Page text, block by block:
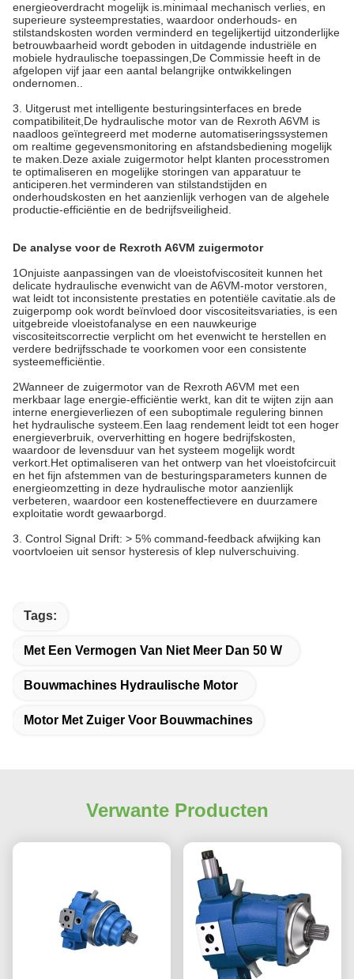
energieoverdracht mogelijk is.minimaal mechanisch verlies, en
superieure systeemprestaties, waardoor onderhouds- en
stilstandskosten worden verminderd en tegelijkertijd uitzonderlijke
betrouwbaarheid wordt geboden in uitdagende industriële en
mobiele hydraulische toepassingen,De Commissie heeft in de
afgelopen vijf jaar een aantal belangrijke ontwikkelingen
ondernomen..
3. Uitgerust met intelligente besturingsinterfaces en brede
compatibiliteit,De hydraulische motor van de Rexroth A6VM is
naadloos geïntegreerd met moderne automatiseringssystemen
om realtime gegevensmonitoring en afstandsbediening mogelijk
te maken.Deze axiale zuigermotor helpt klanten processtromen
te optimaliseren en mogelijke storingen van apparatuur te
anticiperen.het verminderen van stilstandstijden en
onderhoudskosten en het aanzienlijk verhogen van de algehele
productie-efficiëntie en de bedrijfsveiligheid.
De analyse voor de Rexroth A6VM zuigermotor
1Onjuiste aanpassingen van de vloeistofviscositeit kunnen het
delicate hydraulische evenwicht van de A6VM-motor verstoren,
wat leidt tot inconsistente prestaties en potentiële cavitatie.als de
zuigerpomp ook wordt beïnvloed door viscositeitsvariaties, is een
uitgebreide vloeistofanalyse en een nauwkeurige
viscositeitscorrectie verplicht om het evenwicht te herstellen en
verdere bedrijfsschade te voorkomen voor een consistente
systeemefficiëntie.
2Wanneer de zuigermotor van de Rexroth A6VM met een
merkbaar lage energie-efficiëntie werkt, kan dit te wijten zijn aan
interne energieverliezen of een suboptimale regulering binnen
het hydraulische systeem.Een laag rendement leidt tot een hoger
energieverbruik, oververhitting en hogere bedrijfskosten,
waardoor de levensduur van het systeem mogelijk wordt
verkort.Het optimaliseren van het ontwerp van het vloeistofcircuit
en het fijn afstemmen van de besturingsparameters kunnen de
energieomzetting in deze hydraulische motor aanzienlijk
verbeteren, waardoor een kosteneffectievere en duurzamere
exploitatie wordt gewaarborgd.
3. Control Signal Drift: > 5% command-feedback afwijking kan
voortvloeien uit sensor hysteresis of klep nulverschuiving.
Tags:
Met Een Vermogen Van Niet Meer Dan 50 W
Bouwmachines Hydraulische Motor
Motor Met Zuiger Voor Bouwmachines
Verwante Producten